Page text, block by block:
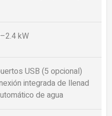
kW
USB (5 opcional)
integrada de llenad
de agua